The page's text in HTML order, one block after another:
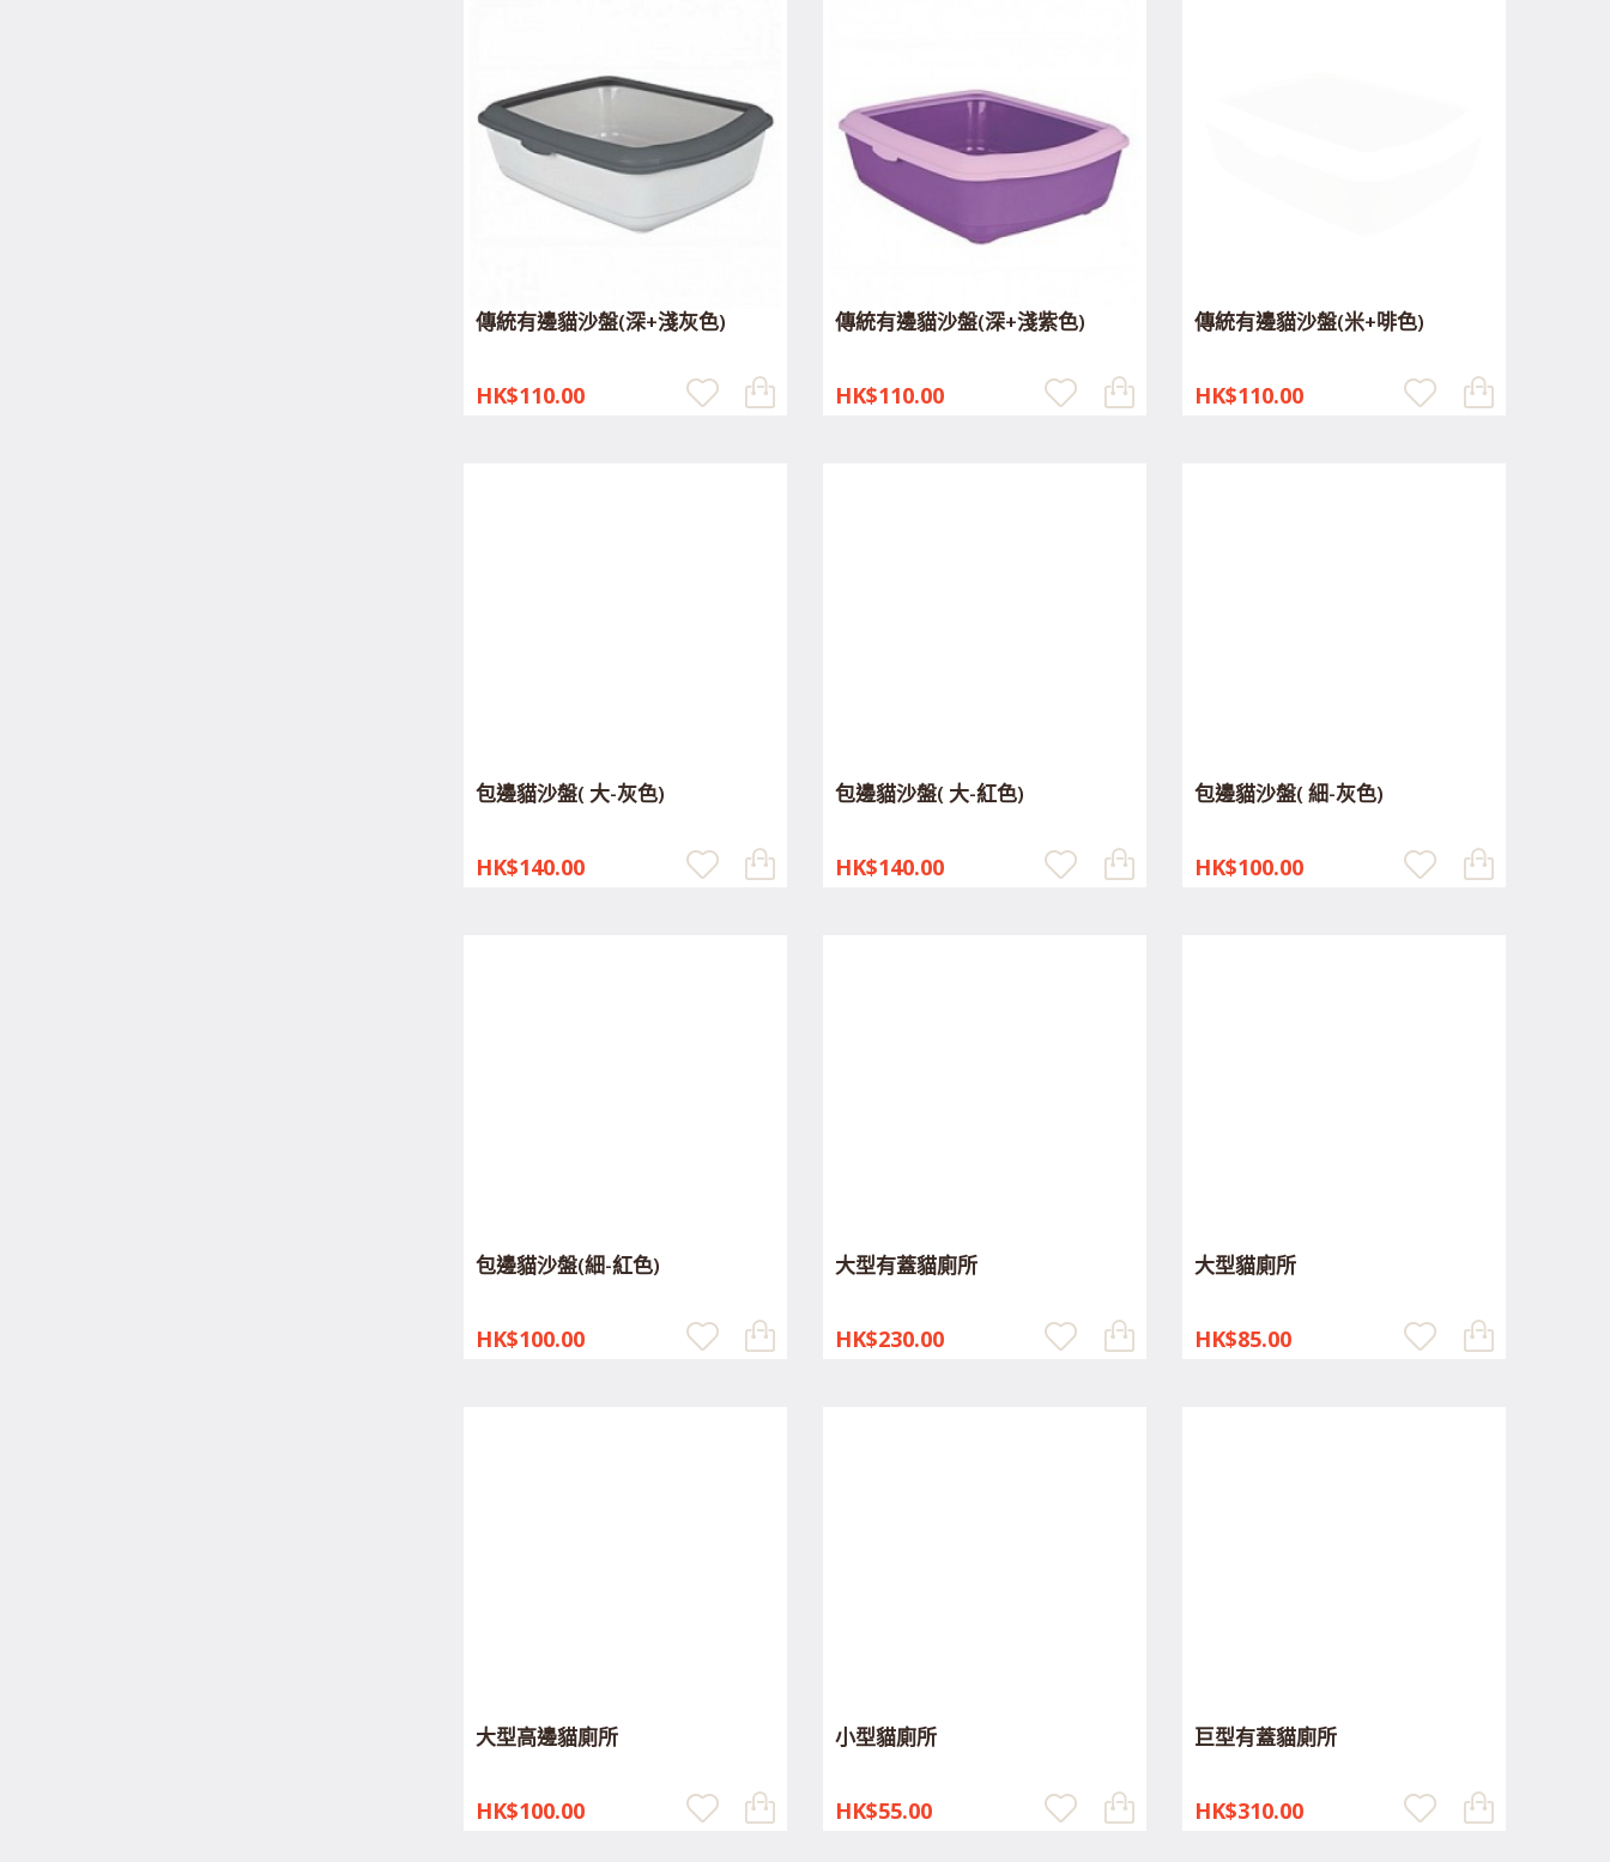
傳統有邊貓沙盤(深+淺灰色)
HK$110.00
傳統有邊貓沙盤(深+淺紫色)
HK$110.00
傳統有邊貓沙盤(米+啡色)
HK$110.00
包邊貓沙盤( 大-灰色)
HK$140.00
包邊貓沙盤( 大-紅色)
HK$140.00
包邊貓沙盤( 細-灰色)
HK$100.00
包邊貓沙盤(細-紅色)
HK$100.00
大型有蓋貓廁所
HK$230.00
大型貓廁所
HK$85.00
大型高邊貓廁所
HK$100.00
小型貓廁所
HK$55.00
巨型有蓋貓廁所
HK$310.00